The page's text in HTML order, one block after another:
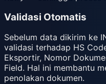
Validasi Otomatis
Sebelum data dikirim ke
validasi terhadap HS
Eksportir, Nomor
Field. Hal ini membantu
penolakan dokumen.